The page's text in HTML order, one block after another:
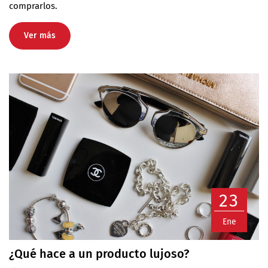
comprarlos.
Ver más
23
Ene
¿Qué hace a un producto lujoso?